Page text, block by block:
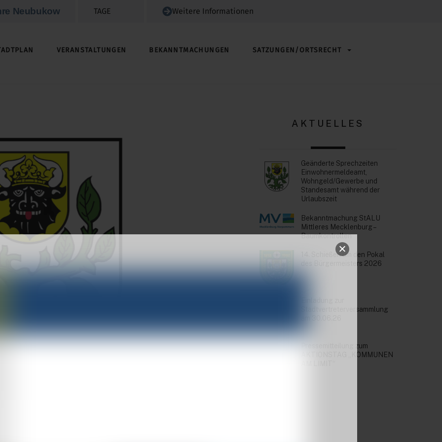
Neubukow TAGE Weitere Informationen
VERANSTALTUNGEN BEKANNTMACHUNGEN SATZUNGEN/ORTSRECHT
e.V.
AKTUELLES
Geänderte Sprechzeiten
Einwohnermeldeamt,
Wohngeld/Gewerbe und
Standesamt während der
Urlaubszeit
Bekanntmachung StALU
Mittleres Mecklenburg –
Baumkontrollen
14. Schießen um den Pokal
des Bürgermeisters 2026
Stadtvertreterversammlung
Pressemitteilung zum
AKTIONSTAG „KOMMUNEN